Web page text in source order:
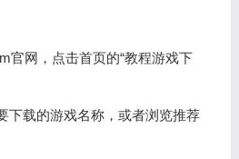
官网，点击首页的“教程游戏下
下载的游戏名称，或者浏览推荐